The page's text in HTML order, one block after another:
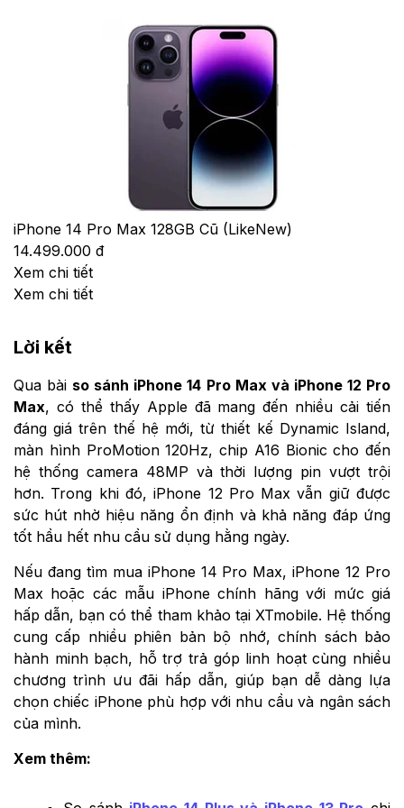
iPhone 14 Pro Max 128GB Cũ (LikeNew)
14.499.000 đ
Xem chi tiết
Xem chi tiết
Lời kết
Qua bài so sánh iPhone 14 Pro Max và iPhone 12 Pro
Max, có thể thấy Apple đã mang đến nhiều cải tiến
đáng giá trên thế hệ mới, từ thiết kế Dynamic Island,
màn hình ProMotion 120Hz, chip A16 Bionic cho đến
hệ thống camera 48MP và thời lượng pin vượt trội
hơn. Trong khi đó, iPhone 12 Pro Max vẫn giữ được
sức hút nhờ hiệu năng ổn định và khả năng đáp ứng
tốt hầu hết nhu cầu sử dụng hằng ngày.
Nếu đang tìm mua iPhone 14 Pro Max, iPhone 12 Pro
Max hoặc các mẫu iPhone chính hãng với mức giá
hấp dẫn, bạn có thể tham khảo tại XTmobile. Hệ thống
cung cấp nhiều phiên bản bộ nhớ, chính sách bảo
hành minh bạch, hỗ trợ trả góp linh hoạt cùng nhiều
chương trình ưu đãi hấp dẫn, giúp bạn dễ dàng lựa
chọn chiếc iPhone phù hợp với nhu cầu và ngân sách
của mình.
Xem thêm: